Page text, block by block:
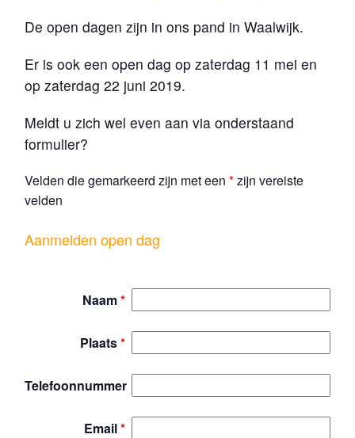
De open dagen zijn in ons pand in Waalwijk.
Er is ook een open dag op zaterdag 11 mei en
op zaterdag 22 juni 2019.
Meldt u zich wel even aan via onderstaand
formulier?
Velden die gemarkeerd zijn met een*zijn vereiste
velden
Aanmelden open dag
Naam*
Plaats*
Telefoonnummer
Email*